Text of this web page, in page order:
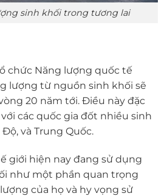
sinh khối trong tương lai
chức Năng lượng quốc tế
lượng từ nguồn sinh khối sẽ
20 năm tới. Điều này đặc
các quốc gia đốt nhiều sinh
và Trung Quốc.
giới hiện nay đang sử dụng
như một phần quan trọng
của họ và hy vọng sử